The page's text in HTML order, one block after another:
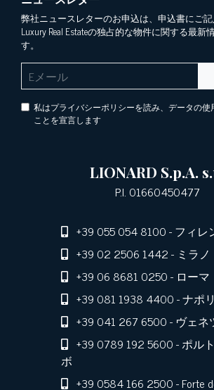
弊社ニュースレターのお申込は、申込書にご記
Luxury Real Estateの独占的な物件に関する最新
す。
私はプライバシーポリシーを読み、データの使
ことを宣言します
LIONARD S.p.A.
P.I. 01660450477
+39 055 054 8100- フィレ
+39 02 2506 1442- ミラノ
+39 06 8681 0250- ローマ
+39 081 1938 4400- ナポリ
+39 041 267 6500- ヴェネ
+39 0789 192 5600- ポル
ボ
+39 0584 166 2500- Forte